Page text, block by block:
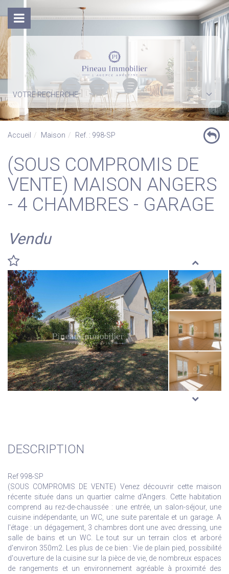
VOTRE RECHERCHE
Accueil Maison Ref. : 998-SP
(SOUS COMPROMIS DE
VENTE) MAISON ANGERS
- 4 CHAMBRES - GARAGE
Vendu
DESCRIPTION
Ref 998-SP
(SOUS COMPROMIS DE VENTE) Venez découvrir cette maison
récente située dans un quartier calme d'Angers. Cette habitation
comprend au rez-de-chaussée : une entrée, un salon-séjour, une
cuisine indépendante, un WC, une suite parentale et un garage. A
l'étage : un dégagement, 3 chambres dont une avec dressing, une
salle de bains et un WC. Le tout sur un terrain clos et arboré
d'environ 350m2. Les plus de ce bien : Vie de plain pied, possibilité
d'ouverture de la cuisine sur la pièce de vie, de nombreux espaces
de rangements et un environnement agréable à proximité des